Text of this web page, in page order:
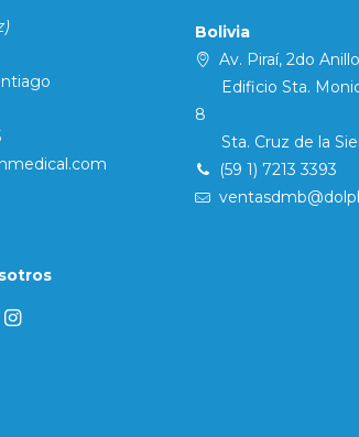
Bolivia
Av. Piraí, 2do
Edificio Sta.
8
Sta. Cruz de la
(59 1) 7213 3393